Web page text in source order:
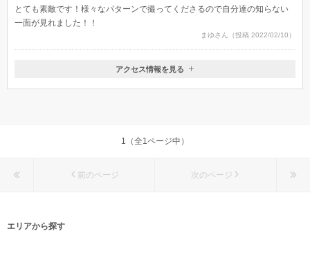
とても素敵です！様々なパターンで撮ってくださるので自分達の知らない
一面が見れました！！
まゆさん（投稿 2022/02/10）
北海道函館市豊川町11-5
アクセス情報を見る
1（全1ページ中）
前のページ 次のページ
エリアから探す